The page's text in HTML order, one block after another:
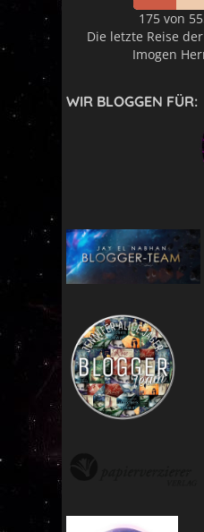
175 von
Die letzte Reise
Imogen
WIR BLOGGEN FÜR: